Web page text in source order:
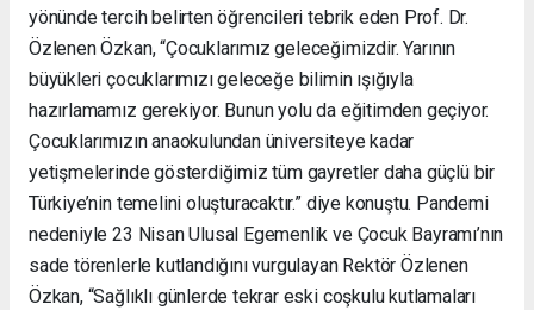
yönünde tercih belirten öğrencileri tebrik eden Prof. Dr.
Özlenen Özkan, “Çocuklarımız geleceğimizdir. Yarının
büyükleri çocuklarımızı geleceğe bilimin ışığıyla
hazırlamamız gerekiyor. Bunun yolu da eğitimden geçiyor.
Çocuklarımızın anaokulundan üniversiteye kadar
yetişmelerinde gösterdiğimiz tüm gayretler daha güçlü bir
Türkiye’nin temelini oluşturacaktır.” diye konuştu. Pandemi
nedeniyle 23 Nisan Ulusal Egemenlik ve Çocuk Bayramı’nın
sade törenlerle kutlandığını vurgulayan Rektör Özlenen
Özkan, “Sağlıklı günlerde tekrar eski coşkulu kutlamaları